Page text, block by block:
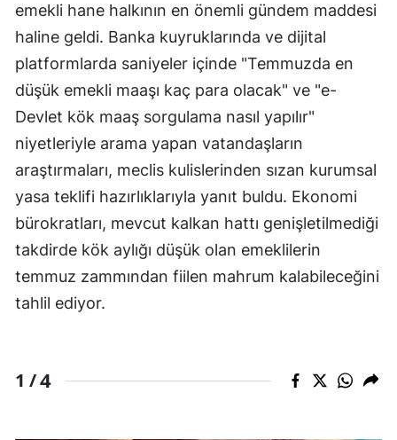
Erzincan
Erzurum
Eskişehir
Gaziantep
Giresun
Gümüşhane
Hakkari
Hatay
İstanbul
emekli hane halkının en önemli gündem maddesi
haline geldi. Banka kuyruklarında ve dijital
platformlarda saniyeler içinde "Temmuzda en
düşük emekli maaşı kaç para olacak" ve "e-
Devlet kök maaş sorgulama nasıl yapılır"
niyetleriyle arama yapan vatandaşların
araştırmaları, meclis kulislerinden sızan kurumsal
yasa teklifi hazırlıklarıyla yanıt buldu. Ekonomi
bürokratları, mevcut kalkan hattı genişletilmediği
takdirde kök aylığı düşük olan emeklilerin
temmuz zammından fiilen mahrum kalabileceğini
tahlil ediyor.
1 /4